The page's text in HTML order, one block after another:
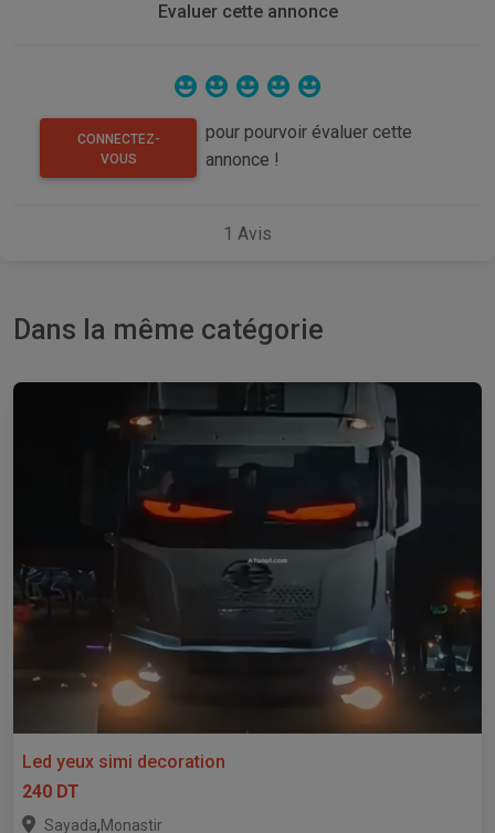
Evaluer cette annonce
CONNECTEZ-
VOUS
pour pourvoir évaluer cette
annonce !
1 Avis
Dans la même catégorie
Led yeux simi decoration
240 DT
Sayada,Monastir